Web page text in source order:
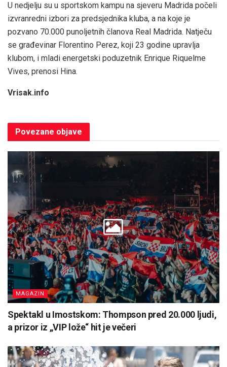
U nedjelju su u sportskom kampu na sjeveru Madrida počeli
izvranredni izbori za predsjednika kluba, a na koje je
pozvano 70.000 punoljetnih članova Real Madrida. Natječu
se građevinar Florentino Perez, koji 23 godine upravlja
klubom, i mladi energetski poduzetnik Enrique Riquelme
Vives, prenosi Hina.
Vrisak.info
Povezane objave
MAGAZIN
Spektakl u Imostskom: Thompson pred 20.000 ljudi,
a prizor iz „VIP lože“ hit je večeri